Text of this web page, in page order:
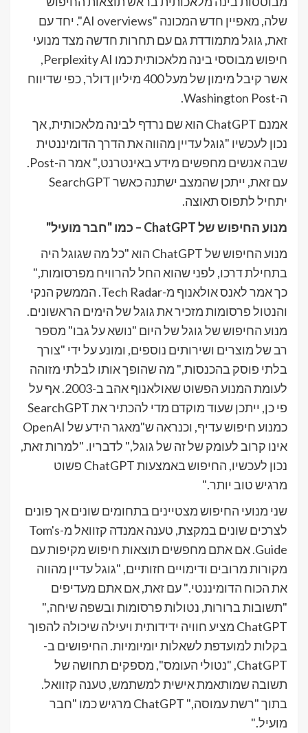
שלה, מאפיין חדש המכונה "AI overviews". יחד עם
זאת, גוגל מתמודדת גם עם תחרות חדשה מצד מנועי
חיפוש מבוססי בינה מלאכותית כמו Perplexity AI,
אשר קיבל מימון של מעל 400 מיליון דולר, כפי שדיווח
ה-Washington Post.
אמנם ChatGPT הוא שם נרדף לבינה מלאכותית, אך
נכון לעכשיו "גוגל עדיין מהווה את הדרך הדומיננטית
שבה אנשים מחפשים מידע באינטרנט," אמר ה-Post.
עם זאת, ייתכן שהמצב ישתנה כאשר SearchGPT
יתחיל לתפוס תאוצה.
מנוע החיפוש של ChatGPT – כמו "חבר מועיל"
מנוע החיפוש של ChatGPT הוא "כל מה שגוגל היה
בתחילת דרכו, לפני שהוא החל להרוויח מפרסומות,"
כך אמר לאנס אולאנוף מ-Tech Radar. הממשק הנקי
והנטול פרסומות מזכיר את גוגל של הימים הראשונים.
מנוע החיפוש של גוגל של היום "נושא על גבו" מספר
רב של מוצרים ושירותים נוספים, ומונע על ידי "צורך
בלתי פוסק בהכנסות," מה שהופך אותו לבלתי מזוהה
לעומת המנוע הפשוט שאולאנוף אהב ב-2003. אף על
פי כן, ייתכן שעוד מוקדם מדי להכתיר את SearchGPT
כמנוע חיפוש עדיף, וכנראה ש"מאגר הידע של OpenAI
אינו קרוב לעומק של זה של גוגל," לדבריו. "למרות זאת,
נכון לעכשיו, החיפוש באמצעות ChatGPT פשוט
מרגיש טוב יותר."
שני מנועי החיפוש מצטיינים בתחומים שונים אך פונים
לצרכים שונים במקצת, טענה אמנדה קזוואל מ-Tom's
Guide. אם אתם מחפשים תוצאות חיפוש מקיפות עם
מקורות מרובים ודימויים חזותיים, "גוגל עדיין מהווה
את הכוח הדומיננטי." עם זאת, אם אתם מעדיפים
"תשובות ברורות, נטולות פרסומות ובשפה שיחה,"
ChatGPT מציע חוויה ידידותית ויעילה שיכולה להפוך
בקלות למועדפת לשאלות יומיומיות. החיפושים ב-
ChatGPT, "נטולי העומס", מספקים תחושה של
תשובה שמותאמת אישית למשתמש, טענה קזוואל.
בתוך "רשת עמוסה," ChatGPT מרגיש כמו "חבר
מועיל."